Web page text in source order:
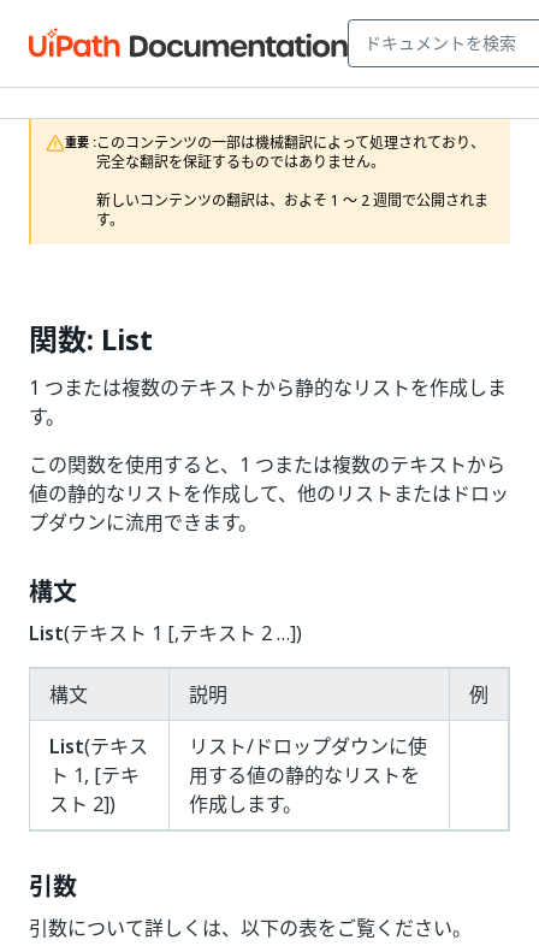
重要 :このコンテンツの一部は機械翻訳によって処理されており、
完全な翻訳を保証するものではありません。
新しいコンテンツの翻訳は、およそ 1 ～ 2 週間で公開されま
す。
関数: List
1 つまたは複数のテキストから静的なリストを作成しま
す。
この関数を使用すると、1 つまたは複数のテキストから
値の静的なリストを作成して、他のリストまたはドロッ
プダウンに流用できます。
構文
List(テキスト 1 [,テキスト 2 …])
構文 説明
例
List(テキス
ト 1, [テキ
スト 2])
リスト/ドロップダウンに使
用する値の静的なリストを
作成します。
引数
引数について詳しくは、以下の表をご覧ください。